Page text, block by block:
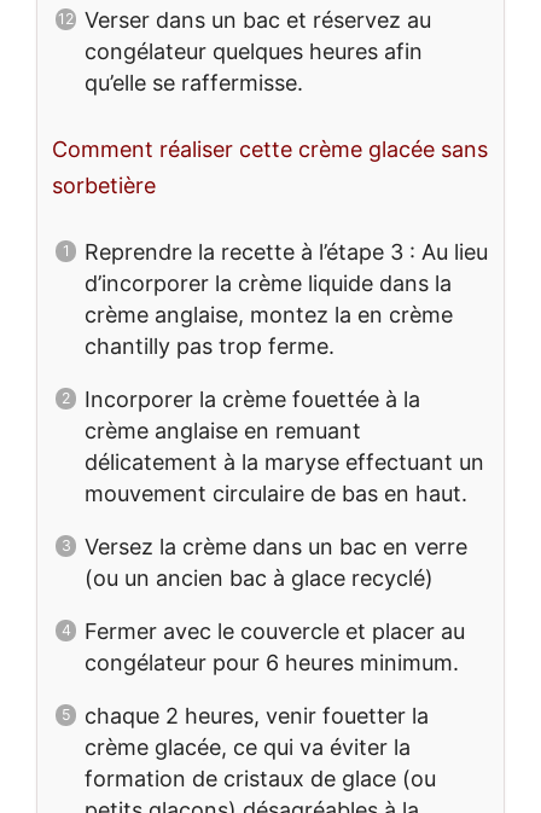
Verser dans un bac et réservez au
congélateur quelques heures afin
qu’elle se raffermisse.
Comment réaliser cette crème glacée sans
sorbetière
Reprendre la recette à l’étape 3 : Au lieu
d’incorporer la crème liquide dans la
crème anglaise, montez la en crème
chantilly pas trop ferme.
Incorporer la crème fouettée à la
crème anglaise en remuant
délicatement à la maryse effectuant un
mouvement circulaire de bas en haut.
Versez la crème dans un bac en verre
(ou un ancien bac à glace recyclé)
Fermer avec le couvercle et placer au
congélateur pour 6 heures minimum.
chaque 2 heures, venir fouetter la
crème glacée, ce qui va éviter la
formation de cristaux de glace (ou